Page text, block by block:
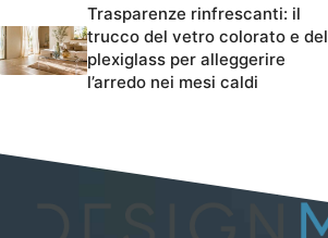
Trasparenze rinfrescanti: il
trucco del vetro colorato e del
plexiglass per alleggerire
l’arredo nei mesi caldi